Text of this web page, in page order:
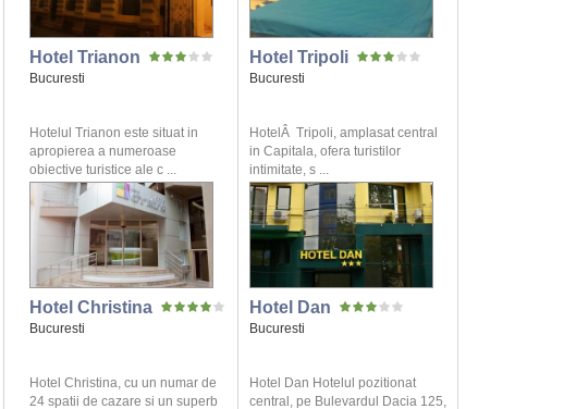
Hotel Trianon
Bucuresti
Hotelul Trianon este situat in
apropierea a numeroase
obiective turistice ale c ...
Hotel Tripoli
Bucuresti
HotelÂ Tripoli, amplasat central
in Capitala, ofera turistilor
intimitate, s ...
Hotel Christina
Bucuresti
Hotel Christina, cu un numar de
24 spatii de cazare si un superb
Hotel Dan
Bucuresti
Hotel Dan Hotelul pozitionat
central, pe Bulevardul Dacia 125,